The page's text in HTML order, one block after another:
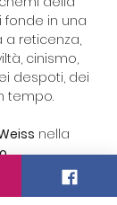
fonde in una
a reticenza,
cinismo,
despoti, dei
tempo.
nella